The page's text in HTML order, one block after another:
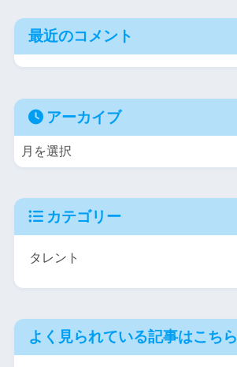
最近のコメント
アーカイブ
カテゴリー
よく見られている記事はこちら